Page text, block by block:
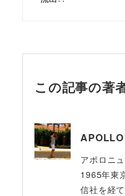
この記事の著
APOLLO
アポロニ
1965年東
信社を経